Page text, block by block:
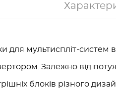
для мультиспліт-систем
Залежно від
блоків різного